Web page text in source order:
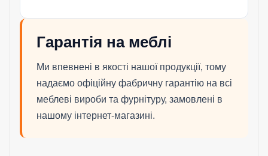
Гарантія на меблі
Ми впевнені в якості нашої продукції, тому
надаємо офіційну фабричну гарантію на всі
меблеві вироби та фурнітуру, замовлені в
нашому інтернет-магазині.